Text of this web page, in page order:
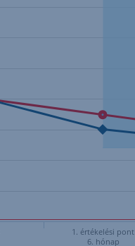
1. értékelési pont
6. hónap